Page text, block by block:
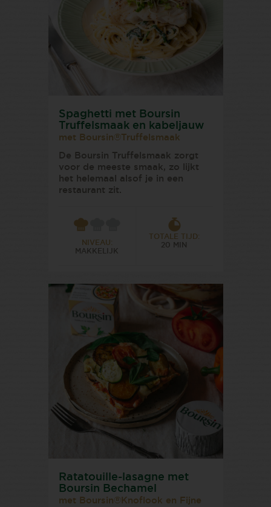
Spaghetti met Boursin
Truffelsmaak en kabeljauw
met Boursin®Truffelsmaak
De Boursin Truffelsmaak zorgt
voor de meeste smaak, zo lijkt
het helemaal alsof je in een
restaurant zit.
NIVEAU:
MAKKELIJK
TOTALE TIJD:
20 MIN
Ratatouille-lasagne met
Boursin Bechamel
met Boursin®Knoflook en Fijne